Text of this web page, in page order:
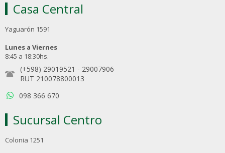
Casa Central
Yaguarón 1591
Lunes a Viernes
8:45 a 18:30hs.
(+598) 29019521 - 29007906
RUT 210078800013
098 366 670
Sucursal Centro
Colonia 1251